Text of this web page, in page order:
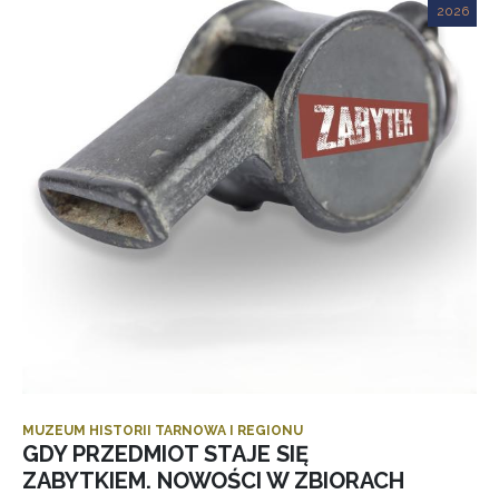
2026
MUZEUM HISTORII TARNOWA I REGIONU
GDY PRZEDMIOT STAJE SIĘ
ZABYTKIEM. NOWOŚCI W ZBIORACH